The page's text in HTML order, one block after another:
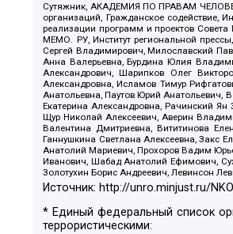
Сутяжник, АКАДЕМИЯ ПО ПРАВАМ
организаций, Гражданское содействие,
реализации программ и проектов
МЕМО. РУ, Институт региональной
Сергей Владимирович, Милославский
Анна Валерьевна, Бурдина Юлия
Александрович, Шарипков Олег
Александровна, Исламов Тимур
Анатольевна, Паутов Юрий Анатольевич,
Екатерина Александровна, Рачинский
Щур Николай Алексеевич, Аверин
Валентина Дмитриевна, Вититинова
Ганнушкина Светлана Алексеевна, Закс
Анатолий Мариевич, Прохоров Вадим
Иванович, Шабад Анатолий Ефимович,
Золотухин Борис Андреевич, Левинсон
Источник: http://unro.minjust.ru/
* Единый федеральный список
террористическими: